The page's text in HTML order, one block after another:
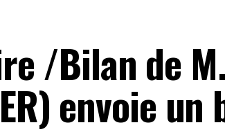
/Bilan de
envoie un